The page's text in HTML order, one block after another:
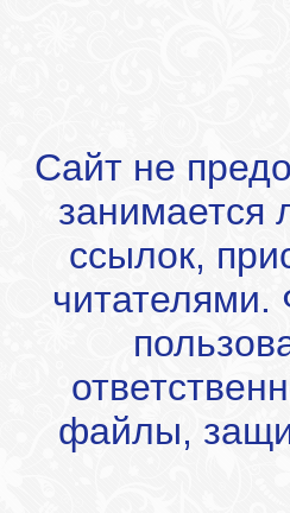
Сайт не
занимается
ссылок,
файлы,